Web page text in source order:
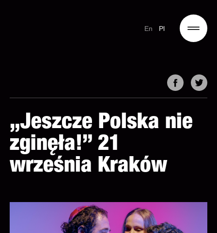
Pl
En
„Jeszcze Polska nie
zginęła!” 21
września Kraków